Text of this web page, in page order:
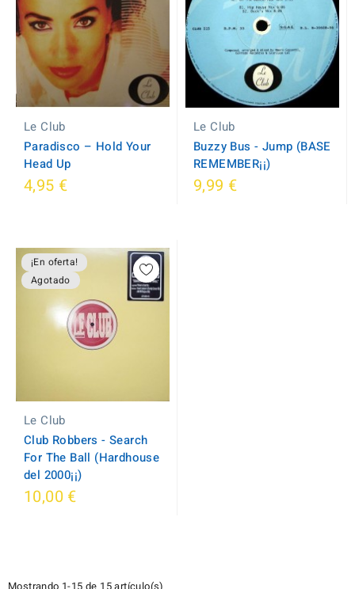
Le Club
Paradisco – Hold Your
Head Up
4,95 €
Le Club
Buzzy Bus - Jump (BASE
REMEMBER¡¡)
9,99 €
¡En oferta!
Agotado
Le Club
Club Robbers - Search
For The Ball (Hardhouse
del 2000¡¡)
10,00 €